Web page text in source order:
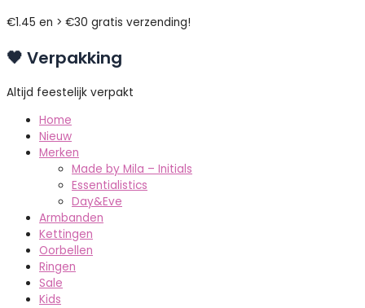
€1.45 en > €30 gratis verzending!
🖤 Verpakking
Altijd feestelijk verpakt
Home
Nieuw
Merken
Made by Mila – Initials
Essentialistics
Day&Eve
Armbanden
Kettingen
Oorbellen
Ringen
Sale
Kids